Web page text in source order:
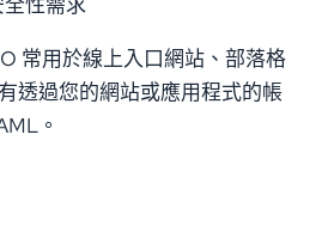
常用於線上入口網站、部落格
透過您的網站或應用程式的帳
。